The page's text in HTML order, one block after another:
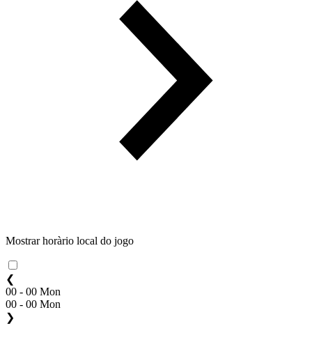
Mostrar horàrio local do jogo
❮
00 - 00 Mon
00 - 00 Mon
❯